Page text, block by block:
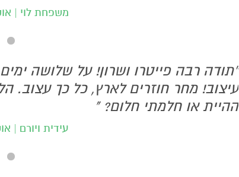
משפחת לוי |
"תודה רבה פייטרו ושרון! על שלושה
עיצוב! מחר חוזרים לארץ, כל כך עצוב.
ההיית או חלמתי חלום? "
עידית ויורם |